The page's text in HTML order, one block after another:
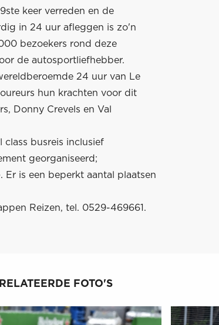
keer verreden en de
in 24 uur afleggen is zo'n
bezoekers rond deze
de autosportliefhebber.
24 uur van Le
hun krachten voor dit
Donny Crevels en Val
class busreis inclusief
georganiseerd;
. Er is een beperkt aantal plaatsen
Reizen, tel. 0529-469661.
FOTO'S